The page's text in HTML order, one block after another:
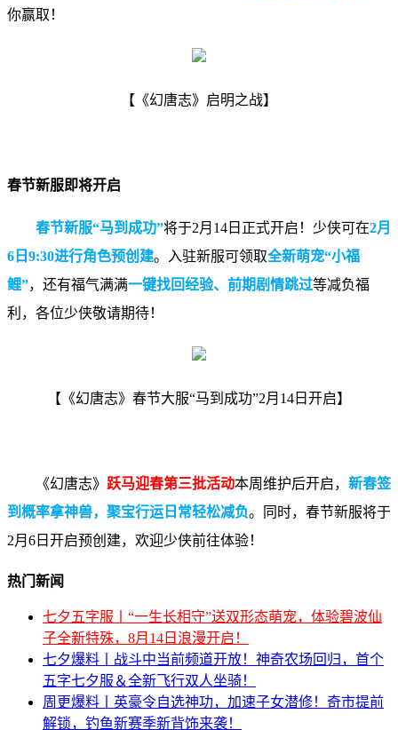
你赢取！
【《幻唐志》启明之战】
春节新服即将开启
春节新服“马到成功”将于2月14日正式开启！少侠可在2月
6日9:30进行角色预创建。入驻新服可领取全新萌宠“小福
鲤”，还有福气满满一键找回经验、前期剧情跳过等减负福
利，各位少侠敬请期待！
【《幻唐志》春节大服“马到成功”2月14日开启】
《幻唐志》 跃马迎春第三批活动本周维护后开启， 新春签
到概率拿神兽，聚宝行运日常轻松减负。同时，春节新服将于
2月6日开启预创建，欢迎少侠前往体验！
热门新闻
七夕五字服丨“一生长相守”送双形态萌宠，体验碧波仙
子全新特殊，8月14日浪漫开启！
七夕爆料丨战斗中当前频道开放！神奇农场回归，首个
五字七夕服＆全新飞行双人坐骑！
周更爆料丨英豪令自选神功，加速子女潜修！奇市提前
解锁，钓鱼新赛季新背饰来袭！